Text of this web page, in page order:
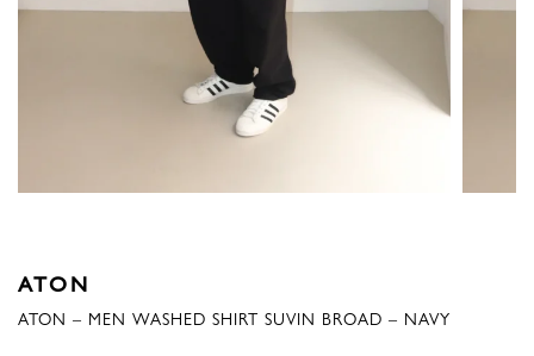
ATON
ATON – MEN WASHED SHIRT SUVIN BROAD – NAVY